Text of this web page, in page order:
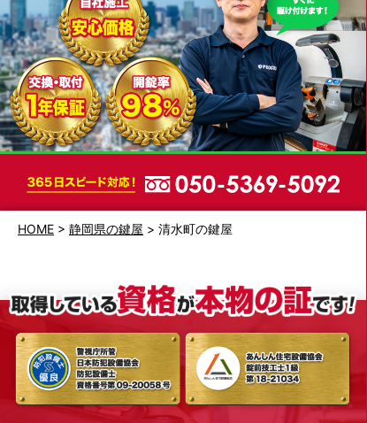
HOME > 静岡県の鍵屋 > 清水町の鍵屋